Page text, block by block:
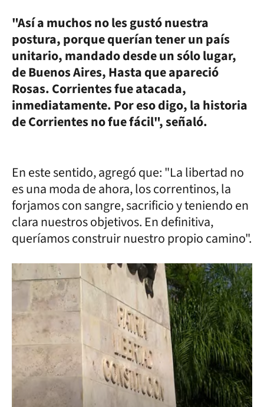
"Así a muchos no les gustó nuestra
postura, porque querían tener un país
unitario, mandado desde un sólo lugar,
de Buenos Aires, Hasta que apareció
Rosas. Corrientes fue atacada,
inmediatamente. Por eso digo, la historia
de Corrientes no fue fácil", señaló.
En este sentido, agregó que: "La libertad no
es una moda de ahora, los correntinos, la
forjamos con sangre, sacrificio y teniendo en
clara nuestros objetivos. En definitiva,
queríamos construir nuestro propio camino".